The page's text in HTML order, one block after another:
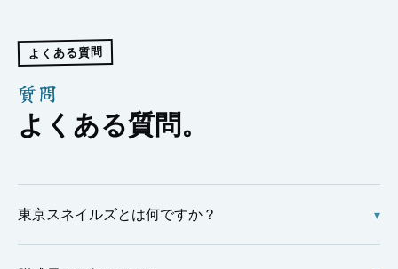
よくある質問
質問
よくある質問。
東京スネイルズとは何ですか？ ▾